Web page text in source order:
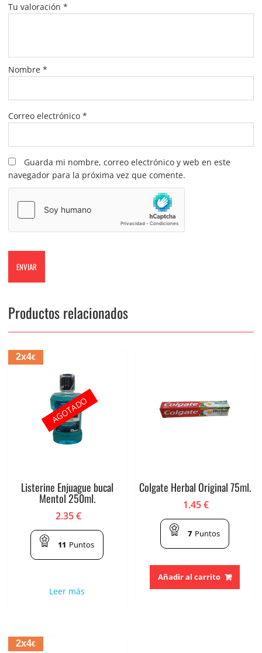
Tu valoración *
Nombre *
Correo electrónico *
Guarda mi nombre, correo electrónico y web en este
navegador para la próxima vez que comente.
Productos relacionados
2x4€
Listerine Enjuague bucal
Mentol 250ml.
2.35€
11 Puntos
Leer más
AGOTADO
Colgate Herbal Original 75ml.
1.45€
7 Puntos
Añadir al carrito
2x4€